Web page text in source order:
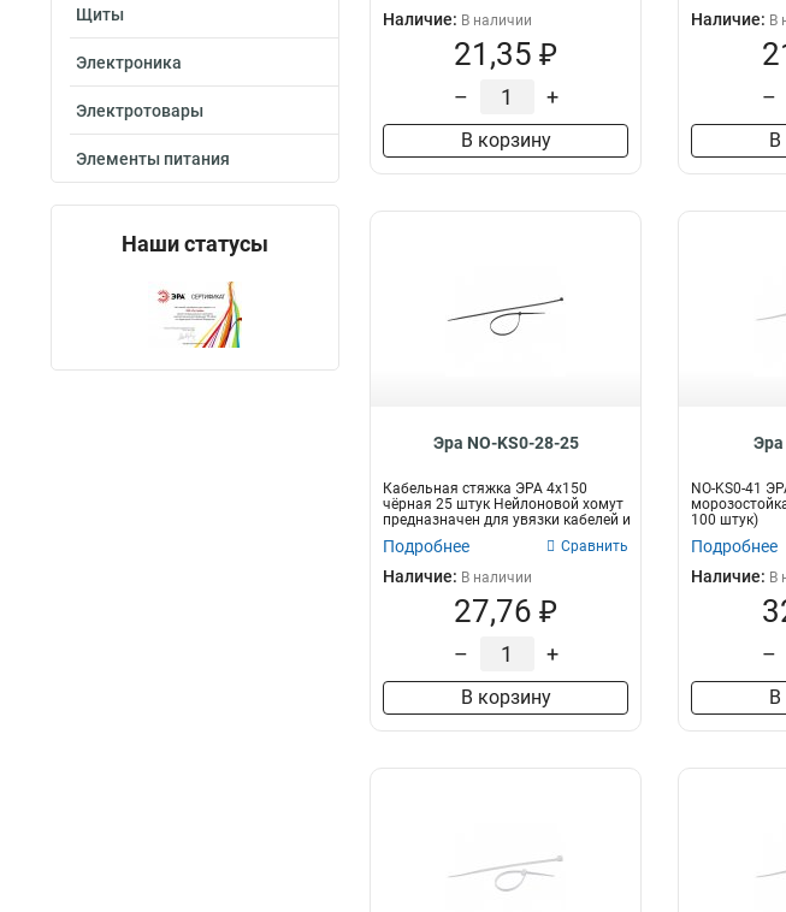
Щиты
Электроника
Электротовары
Элементы питания
Наши статусы
Наличие: В наличии
21,35 ₽
– +
В корзину
Наличие: В
–
В
Эра NO-KS0-28-25
Кабельная стяжка ЭРА 4х150
чёрная 25 штук Нейлоновой хомут
предназначен для увязки кабелей и
Подробнее Сравнить
Наличие: В наличии
27,76 ₽
– +
В корзину
Эра
NO-KS0-41
100 штук)
Подробнее
Наличие: В
–
В